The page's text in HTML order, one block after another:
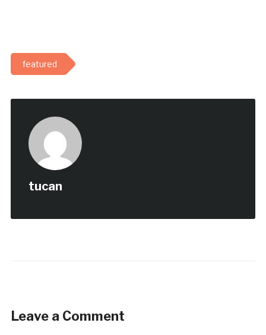
featured
tucan
Leave a Comment